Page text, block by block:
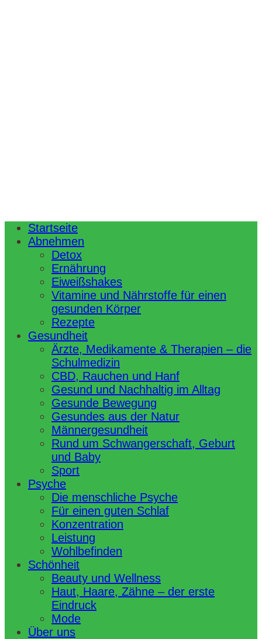
Startseite
Abnehmen
Detox
Ernährung
Eiweißshakes
Vitamine und Nährstoffe für einen
gesunden Körper
Rezepte
Gesundheit
Ärzte, Medikamente & Therapien – die
Schulmedizin
CBD, Rauchen und Hanf
Gesund und Nachhaltig im Alltag
Gesunde Bewegung
Gesundes aus der Natur
Männergesundheit
Rund um Schwangerschaft, Geburt
und Baby
Sport
Psyche
Die menschliche Psyche
Für einen guten Schlaf
Konzentration
Leistung
Wohlbefinden
Schönheit
Beauty und Wellness
Haut, Haare, Zähne – der erste
Eindruck
Mode
Über uns